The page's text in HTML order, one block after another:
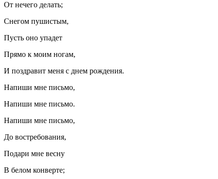
От нечего делать;
Снегом пушистым,
Пусть оно упадет
Прямо к моим ногам,
И поздравит меня с днем рождения.
Напиши мне письмо,
Напиши мне письмо.
Напиши мне письмо,
До востребования,
Подари мне весну
В белом конверте;